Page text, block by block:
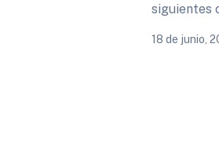
siguientes
18 de junio,